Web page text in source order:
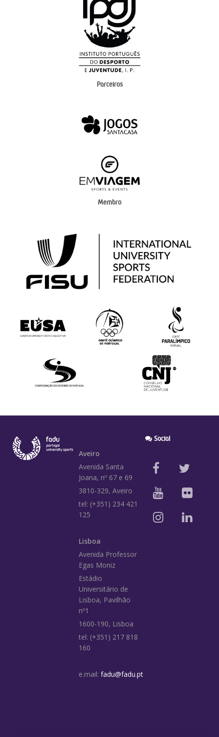
Parceiros
Membro
Aveiro
Avenida Santa
Joana, nº 67 e 69
3810-329, Aveiro
tel: (+351) 234 421
125
Lisboa
Avenida Professor
Egas Moniz
Estádio
Universitário de
Lisboa, Pavilhão
nº1
1600-190, Lisboa
tel: (+351) 217 818
160
e.mail: fadu@fadu.pt
Social